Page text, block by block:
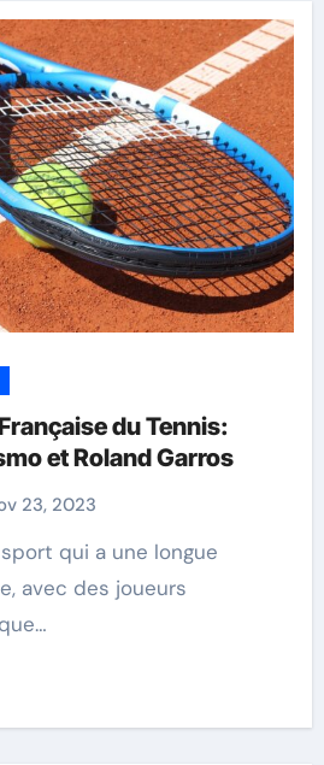
du Tennis:
et Roland Garros
23, 2023
avec des joueurs